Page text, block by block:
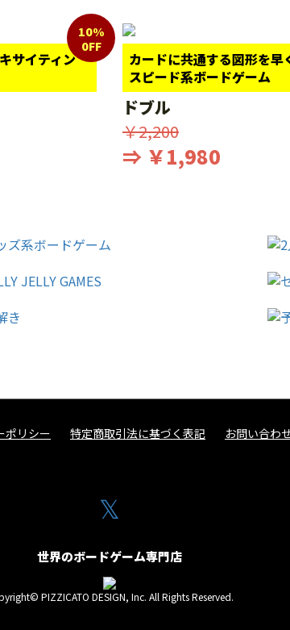
サイティン
10%
0FF
カードに共通する図形を早
スピード系ボードゲーム
ドブル
￥2,200
⇒ ￥1,980
ポリシー 特定商取引法に基づく表記 お問い合わ
𝕏
世界のボードゲーム専門店
PIZZICATO DESIGN, Inc. All Rights Reserved.